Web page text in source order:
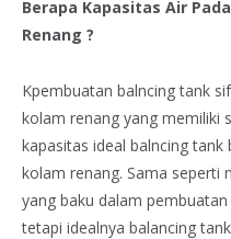
Berapa Kapasitas Air
Renang ?
Kpembuatan balncing tank
kolam renang yang memiliki
kapasitas ideal balncing
kolam renang. Sama seperti
yang baku dalam
tetapi idealnya balancing